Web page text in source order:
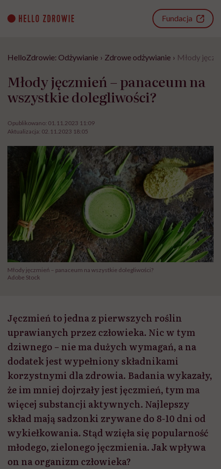
content
Fundacja
HelloZdrowie: Odżywianie › Zdrowe odżywianie › Młody
Młody jęczmień – panaceum na
wszystkie dolegliwości?
Opublikowano: 01.11.2023 11:09
Aktualizacja: 02.11.2023 18:05
Młody jęczmień – panaceum na wszystkie dolegliwości?
Adobe Stock
Jęczmień to jedna z pierwszych roślin
uprawianych przez człowieka. Nic w tym
dziwnego – nie ma dużych wymagań, a na
dodatek jest wypełniony składnikami
korzystnymi dla zdrowia. Badania wykazały,
że im mniej dojrzały jest jęczmień, tym ma
więcej substancji aktywnych. Najlepszy
skład mają sadzonki zrywane do 8-10 dni od
wykiełkowania. Stąd wzięła się popularność
młodego, zielonego jęczmienia. Jak wpływa
on na organizm człowieka?